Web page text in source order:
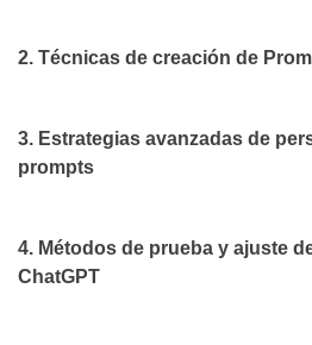
2. Técnicas de creación de
3. Estrategias avanzadas de
prompts
4. Métodos de prueba y ajuste
ChatGPT